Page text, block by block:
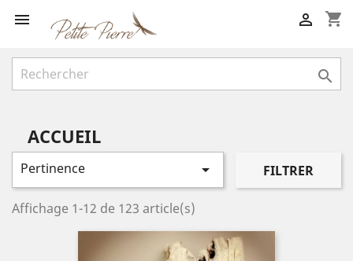
 shopping_cart


ACCUEIL
Pertinence  FILTRER
Affichage 1-12 de 123 article(s)